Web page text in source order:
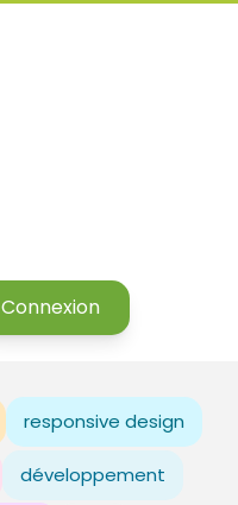
Connexion
responsive design
développement